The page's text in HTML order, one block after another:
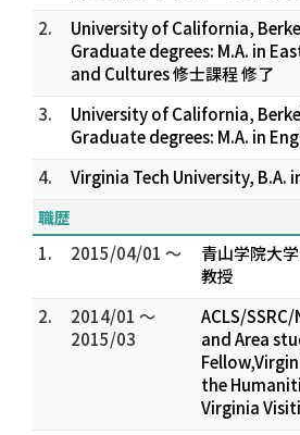
2.
University of California,
Graduate degrees: M.A. in
and Cultures 修士課程 修了
3.
University of California,
Graduate degrees: M.A. in
4.
Virginia Tech University, B.A.
職歴
1.
2015/04/01 ～
青山学院大
教授
2.
2014/01 ～
2015/03
ACLS/
and Area
the
Virginia